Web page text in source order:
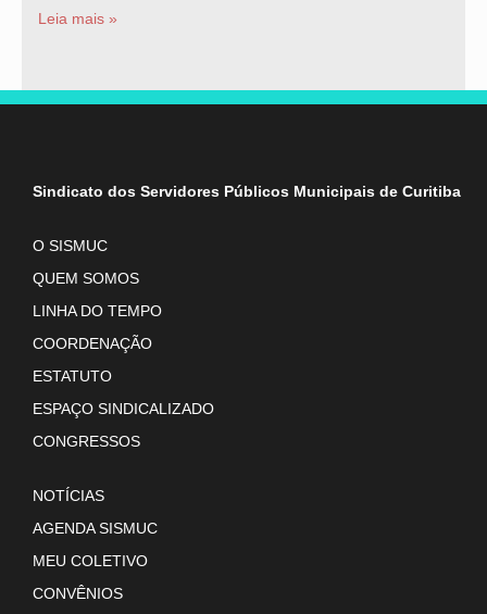
Leia mais »
Sindicato dos Servidores Públicos Municipais de Curitiba
O SISMUC
QUEM SOMOS
LINHA DO TEMPO
COORDENAÇÃO
ESTATUTO
ESPAÇO SINDICALIZADO
CONGRESSOS
NOTÍCIAS
AGENDA SISMUC
MEU COLETIVO
CONVÊNIOS